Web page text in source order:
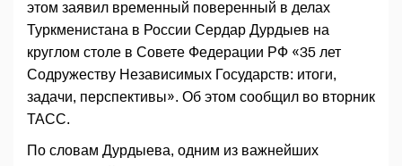
этом заявил временный поверенный в делах
Туркменистана в России Сердар Дурдыев на
круглом столе в Совете Федерации РФ «35 лет
Содружеству Независимых Государств: итоги,
задачи, перспективы». Об этом сообщил во вторник
ТАСС.
По словам Дурдыева, одним из важнейших